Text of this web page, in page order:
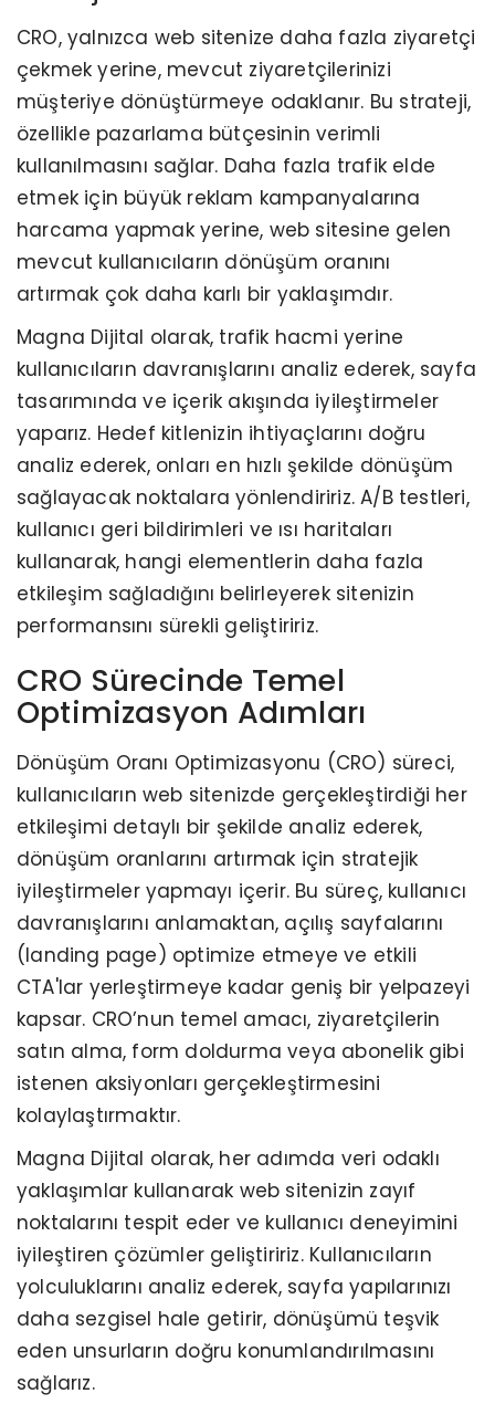
CRO, yalnızca web sitenize daha fazla ziyaretçi
çekmek yerine, mevcut ziyaretçilerinizi
müşteriye dönüştürmeye odaklanır. Bu strateji,
özellikle pazarlama bütçesinin verimli
kullanılmasını sağlar. Daha fazla trafik elde
etmek için büyük reklam kampanyalarına
harcama yapmak yerine, web sitesine gelen
mevcut kullanıcıların dönüşüm oranını
artırmak çok daha karlı bir yaklaşımdır.
Magna Dijital olarak, trafik hacmi yerine
kullanıcıların davranışlarını analiz ederek, sayfa
tasarımında ve içerik akışında iyileştirmeler
yaparız. Hedef kitlenizin ihtiyaçlarını doğru
analiz ederek, onları en hızlı şekilde dönüşüm
sağlayacak noktalara yönlendiririz. A/B testleri,
kullanıcı geri bildirimleri ve ısı haritaları
kullanarak, hangi elementlerin daha fazla
etkileşim sağladığını belirleyerek sitenizin
performansını sürekli geliştiririz.
CRO Sürecinde Temel
Optimizasyon Adımları
Dönüşüm Oranı Optimizasyonu (CRO) süreci,
kullanıcıların web sitenizde gerçekleştirdiği her
etkileşimi detaylı bir şekilde analiz ederek,
dönüşüm oranlarını artırmak için stratejik
iyileştirmeler yapmayı içerir. Bu süreç, kullanıcı
davranışlarını anlamaktan, açılış sayfalarını
(landing page) optimize etmeye ve etkili
CTA'lar yerleştirmeye kadar geniş bir yelpazeyi
kapsar. CRO’nun temel amacı, ziyaretçilerin
satın alma, form doldurma veya abonelik gibi
istenen aksiyonları gerçekleştirmesini
kolaylaştırmaktır.
Magna Dijital olarak, her adımda veri odaklı
yaklaşımlar kullanarak web sitenizin zayıf
noktalarını tespit eder ve kullanıcı deneyimini
iyileştiren çözümler geliştiririz. Kullanıcıların
yolculuklarını analiz ederek, sayfa yapılarınızı
daha sezgisel hale getirir, dönüşümü teşvik
eden unsurların doğru konumlandırılmasını
sağlarız.